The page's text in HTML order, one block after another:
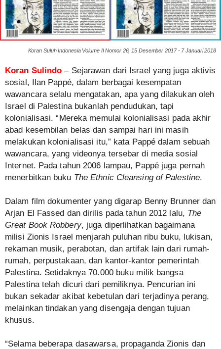
Koran Suluh Indonesia Volume II Nomor 26, 15 Desember 2017 - 7 Januari 2018
Koran Sulindo – Sejarawan dari Israel yang juga aktivis
sosial, Ilan Pappé, dalam berbagai kesempatan
wawancara selalu mengatakan, apa yang dilakukan oleh
Israel di Palestina bukanlah pendudukan, tapi
kolonialisasi. “Mereka memulai kolonialisasi pada akhir
abad kesembilan belas dan sampai hari ini masih
melakukan kolonialisasi itu,” kata Pappé dalam sebuah
wawancara, yang videonya tersebar di media sosial
Internet. Pada tahun 2006 lampau, Pappé juga pernah
menerbitkan buku The Ethnic Cleansing of Palestine.
Dalam film dokumenter yang digarap Benny Brunner dan
Arjan El Fassed dan dirilis pada tahun 2012 lalu, The
Great Book Robbery, juga diperlihatkan bagaimana
milisi Zionis Israel menjarah puluhan ribu buku, lukisan,
rekaman musik, perabotan, dan artifak lain dari rumah-
rumah, perpustakaan, dan kantor-kantor pemerintah
Palestina. Setidaknya 70.000 buku milik bangsa
Palestina telah dicuri dari pemiliknya. Pencurian ini
bukan sekadar akibat kebetulan dari terjadinya perang,
melainkan tindakan yang disengaja dengan tujuan
khusus.
“Selama beberapa dasawarsa, propaganda Zionis dan